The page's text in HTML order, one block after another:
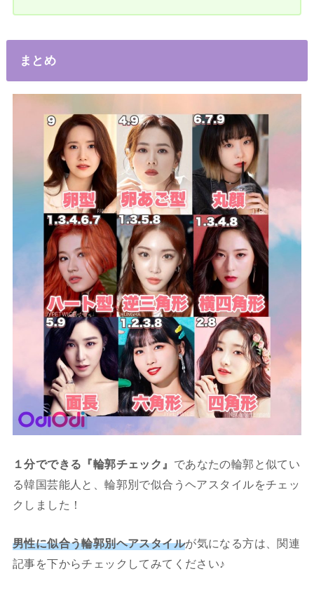
まとめ
１分でできる『輪郭チェック』 であなたの輪郭と似てい
る韓国芸能人と、輪郭別で似合うヘアスタイルをチェッ
クしました！
男性に似合う輪郭別ヘアスタイルが気になる方は、関連
記事を下からチェックしてみてください♪